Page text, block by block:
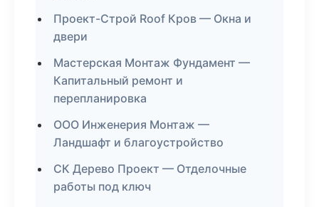
Проект-Строй Roof Кров — Окна и
двери
Мастерская Монтаж Фундамент —
Капитальный ремонт и
перепланировка
ООО Инженерия Монтаж —
Ландшафт и благоустройство
СК Дерево Проект — Отделочные
работы под ключ